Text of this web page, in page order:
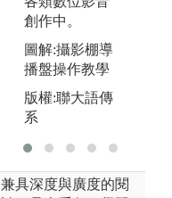
存共榮的理
想。
圖解:112級畢
業製作
版權:民族語言
與傳播學系
創作中。
圖解:攝影棚導
播盤操作教學
版權:聯大語傳
系
兼具深度與廣度的閱